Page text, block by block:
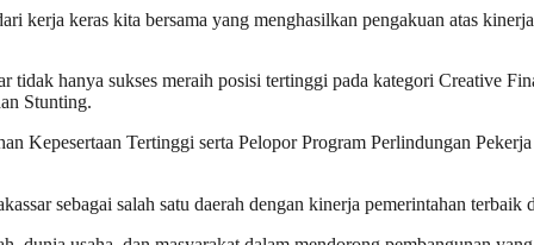
kerja keras kita bersama yang menghasilkan pengakuan atas
hanya sukses meraih posisi tertinggi pada kategori Creative
Stunting.
Kepesertaan Tertinggi serta Pelopor Program Perlindungan
sebagai salah satu daerah dengan kinerja pemerintahan